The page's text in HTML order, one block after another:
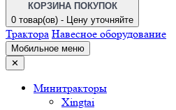
КОРЗИНА ПОКУПОК
0 товар(ов) - Цену уточняйте
Трактора Навесное оборудование
Мобильное меню
✕
Минитракторы
Xingtai